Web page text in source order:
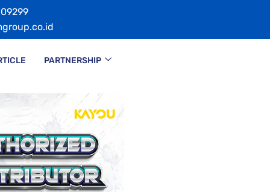
PARTNERSHIP
reseller kami di 08119109299 atau klik tombol